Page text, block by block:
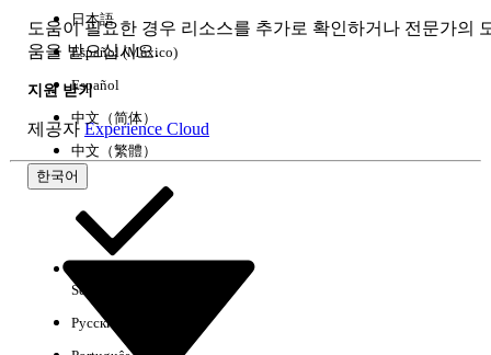
도움이 필요한 경우 리소스를 추가로 확인하거나 전문가의
움을 받으십시오.
지원 받기
제공자 Experience Cloud
한국어
日本語
Español (México)
Español
中文（简体）
中文（繁體）
Select Org
Русский